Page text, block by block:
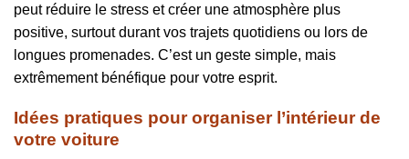
peut réduire le stress et créer une atmosphère plus
positive, surtout durant vos trajets quotidiens ou lors de
longues promenades. C’est un geste simple, mais
extrêmement bénéfique pour votre esprit.
Idées pratiques pour organiser l’intérieur de
votre voiture